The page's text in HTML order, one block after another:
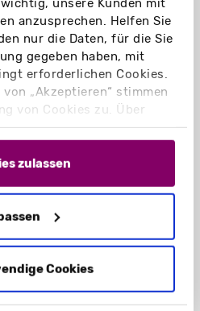
unsere Kunden mit
anzusprechen. Helfen Sie
nur die Daten, für die Sie
gegeben haben, mit
erforderlichen Cookies.
„Akzeptieren“ stimmen
von Cookies zu. Über
Sie auswählen, welche
Hier finden Sie unser
Datenschutzerklärung
zulassen
Cookies